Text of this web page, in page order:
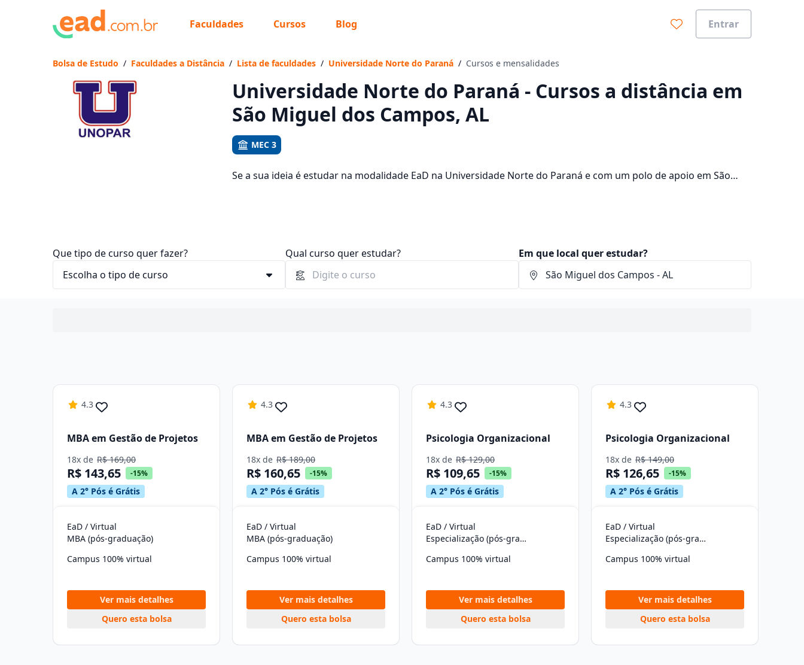
Faculdades Cursos Blog Entrar
Vamos te guiar no caminho ideal para seus estudos
Bolsa de Estudo / Faculdades a Distância / Lista de faculdades / Universidade Norte do Paraná / Cursos e mensalidades
Universidade Norte do Paraná - Cursos a distância em
São Miguel dos Campos, AL
MEC 3
Se a sua ideia é estudar na modalidade EaD na Universidade Norte do Paraná e com um polo de apoio em São
Que tipo de curso quer fazer? Qual curso quer estudar? Em que local quer estudar?
4.3
MBA em Gestão de Projetos
18x de R$ 169,00
R$ 143,65 -15%
A 2° Pós é Grátis
EaD / Virtual
MBA (pós-graduação)
Campus 100% virtual
Ver mais detalhes
Quero esta bolsa
4.3
MBA em Gestão de Projetos
18x de R$ 189,00
R$ 160,65 -15%
A 2° Pós é Grátis
EaD / Virtual
MBA (pós-graduação)
Campus 100% virtual
Ver mais detalhes
Quero esta bolsa
4.3
Psicologia Organizacional
18x de R$ 129,00
R$ 109,65 -15%
A 2° Pós é Grátis
EaD / Virtual
Especialização (pós-graduação)
Campus 100% virtual
Ver mais detalhes
Quero esta bolsa
4.3
Psicologia Organizacional
18x de R$ 149,00
R$ 126,65 -15%
A 2° Pós é Grátis
EaD / Virtual
Especialização (pós-graduação)
Campus 100% virtual
Ver mais detalhes
Quero esta bolsa